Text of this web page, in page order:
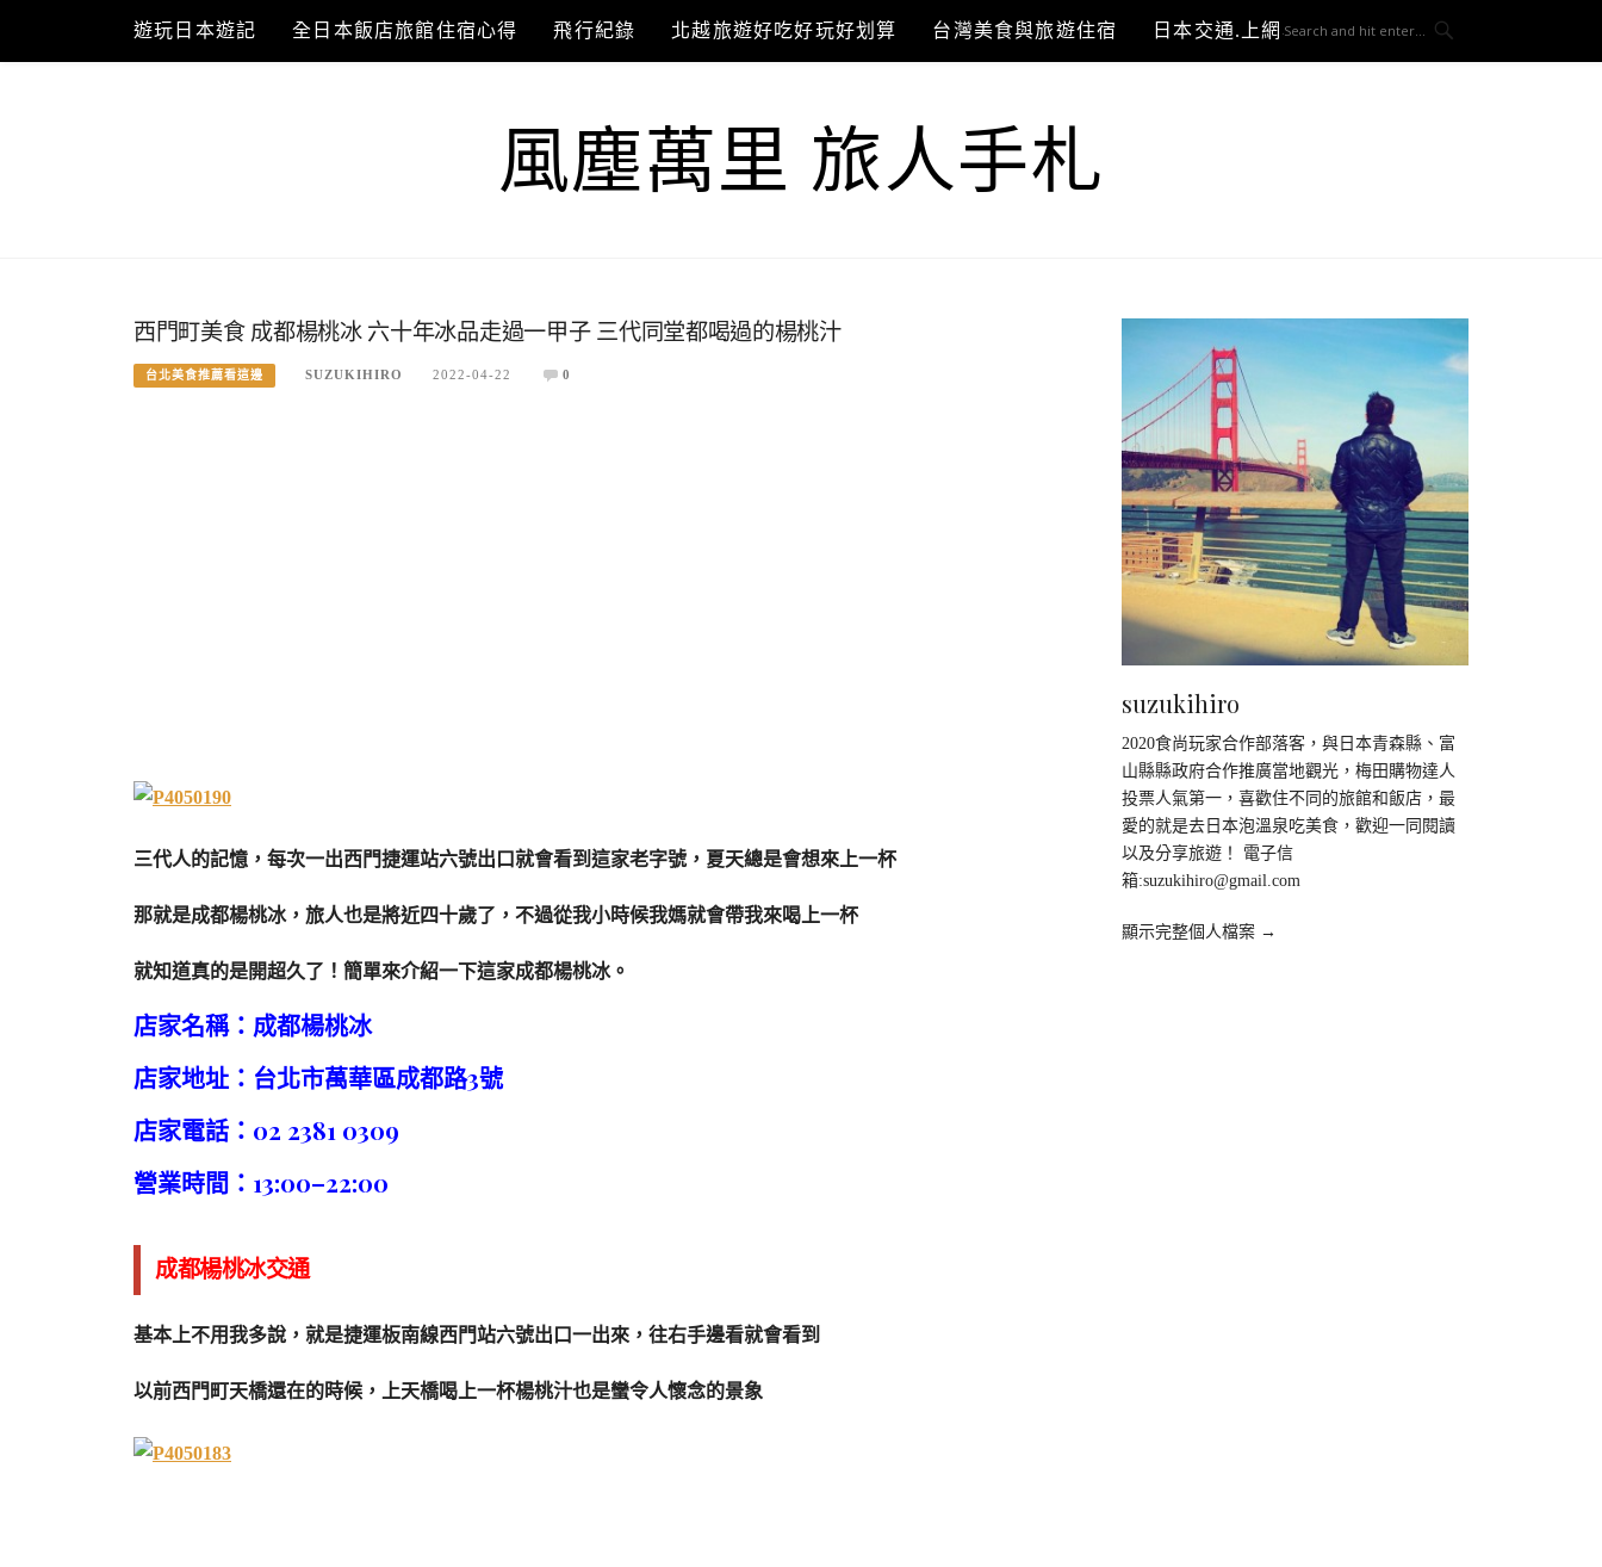
content
遊玩日本遊記 全日本飯店旅館住宿心得 飛行紀錄 北越旅遊好吃好玩好划算 台灣美食與旅遊住宿 日本交通.上網與3C開箱
風塵萬里 旅人手札
西門町美食 成都楊桃冰 六十年冰品走過一甲子 三代同堂都喝過的楊桃汁
台北美食推薦看這邊 SUZUKIHIRO 2022-04-22 0
三代人的記憶，每次一出西門捷運站六號出口就會看到這家老字號，夏天總是會想來上一杯
那就是成都楊桃冰，旅人也是將近四十歲了，不過從我小時候我媽就會帶我來喝上一杯
就知道真的是開超久了！簡單來介紹一下這家成都楊桃冰。
店家名稱：成都楊桃冰
店家地址：台北市萬華區成都路3號
店家電話：02 2381 0309
營業時間：13:00–22:00
成都楊桃冰交通
基本上不用我多說，就是捷運板南線西門站六號出口一出來，往右手邊看就會看到
以前西門町天橋還在的時候，上天橋喝上一杯楊桃汁也是蠻令人懷念的景象
suzukihiro
2020食尚玩家合作部落客，與日本青森縣、富
山縣縣政府合作推廣當地觀光，梅田購物達人
投票人氣第一，喜歡住不同的旅館和飯店，最
愛的就是去日本泡溫泉吃美食，歡迎一同閱讀
以及分享旅遊！ 電子信
箱:suzukihiro@gmail.com
顯示完整個人檔案 →